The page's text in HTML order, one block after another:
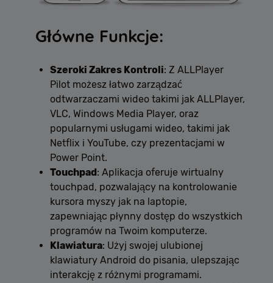
Główne Funkcje:
Szeroki Zakres Kontroli: Z ALLPlayer
Pilot możesz łatwo zarządzać
odtwarzaczami wideo takimi jak ALLPlayer,
VLC, Windows Media Player, oraz
popularnymi usługami wideo, takimi jak
Netflix i YouTube, czy prezentacjami w
Power Point.
Touchpad : Aplikacja oferuje wirtualny
touchpad, pozwalający na kontrolowanie
kursora myszy jak na laptopie,
zapewniając płynny dostęp do wszystkich
programów na Twoim komputerze.
Klawiatura: Użyj swojej ulubionej
klawiatury Android do pisania, ulepszając
interakcję z różnymi programami.